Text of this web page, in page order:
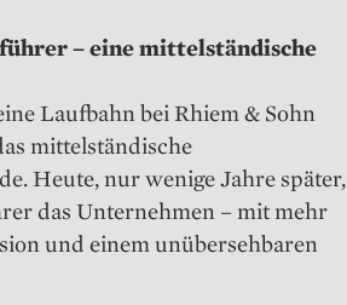
– eine mittelständische
Laufbahn bei Rhiem & Sohn
mittelständische
Heute, nur wenige Jahre später,
das Unternehmen – mit mehr
und einem unübersehbaren